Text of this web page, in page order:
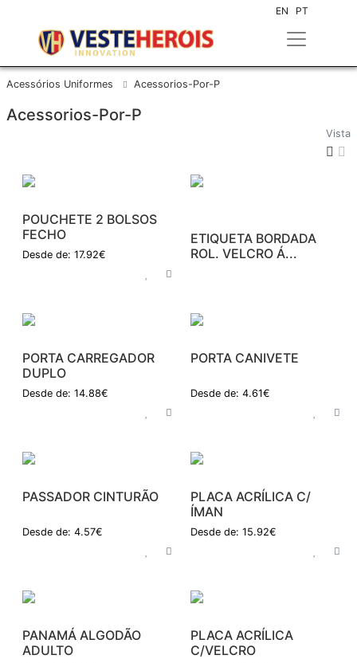
EN PT
Acessórios Uniformes Acessorios-Por-P
Acessorios-Por-P
Vista
POUCHETE 2 BOLSOS
FECHO
Desde de: 17.92€
ETIQUETA BORDADA
ROL. VELCRO Á...
PORTA CARREGADOR
DUPLO
Desde de: 14.88€
PORTA CANIVETE
Desde de: 4.61€
PASSADOR CINTURÃO
Desde de: 4.57€
PLACA ACRÍLICA C/
ÍMAN
Desde de: 15.92€
PANAMÁ ALGODÃO
ADULTO
PLACA ACRÍLICA
C/VELCRO